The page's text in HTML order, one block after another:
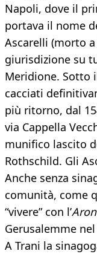
Napoli, dove il
portava il nome
Ascarelli (morto
giurisdizione su
Meridione. Sotto
cacciati
più ritorno, dal
via Cappella
munifico lascito
Rothschild. Gli
Anche senza
comunità, come
“vivere” con l’Aron
Gerusalemme
A Trani la